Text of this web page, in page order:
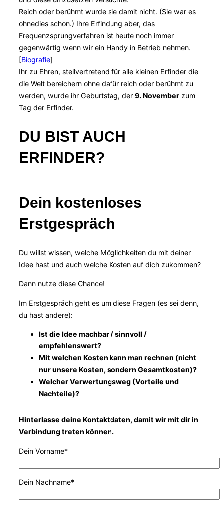
Reich oder berühmt wurde sie damit nicht. (Sie war es
ohnedies schon.) Ihre Erfindung aber, das
Frequenzsprungverfahren ist heute noch immer
gegenwärtig wenn wir ein Handy in Betrieb nehmen.
[Biografie]
Ihr zu Ehren, stellvertretend für alle kleinen Erfinder die
die Welt bereichern ohne dafür reich oder berühmt zu
werden, wurde ihr Geburtstag, der 9. November zum
Tag der Erfinder.
DU BIST AUCH
ERFINDER?
Dein kostenloses
Erstgespräch
Du willst wissen, welche Möglichkeiten du mit deiner
Idee hast und auch welche Kosten auf dich zukommen?
Dann nutze diese Chance!
Im Erstgespräch geht es um diese Fragen (es sei denn,
du hast andere):
Ist die Idee machbar / sinnvoll /
empfehlenswert?
Mit welchen Kosten kann man rechnen (nicht
nur unsere Kosten, sondern Gesamtkosten)?
Welcher Verwertungsweg (Vorteile und
Nachteile)?
Hinterlasse deine Kontaktdaten, damit wir mit dir in
Verbindung treten können.
Dein Vorname*
Dein Nachname*